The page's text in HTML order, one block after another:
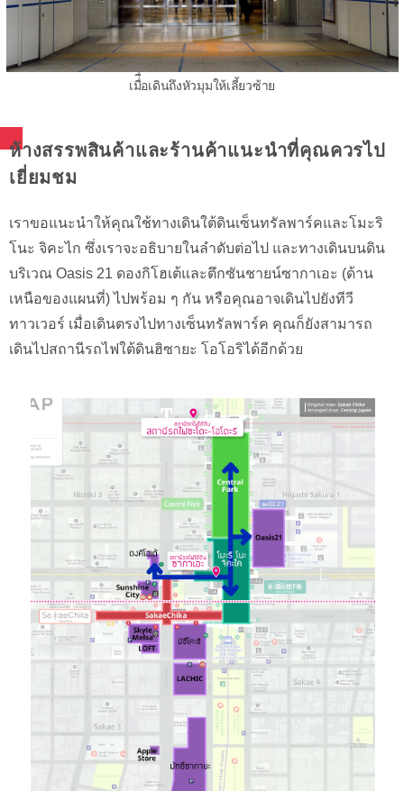
เมื่ื่อเดินถึงหัวมุมให้เลี้ยวซ้าย
ห้างสรรพสินค้าและร้านค้าแนะนำที่คุณควรไป
เยี่ยมชม
เราขอแนะนำให้คุณใช้ทางเดินใต้ดินเซ็นทรัลพาร์คและโมะริ
โนะ จิคะไก ซึ่งเราจะอธิบายในลำดับต่อไป และทางเดินบนดิน
บริเวณ Oasis 21 ดองกิโฮเต้และตึกซันชายน์ซากาเอะ (ด้าน
เหนือของแผนที่) ไปพร้อม ๆ กัน หรือคุณอาจเดินไปยังทีวี
ทาวเวอร์ เมื่อเดินตรงไปทางเซ็นทรัลพาร์ค คุณก็ยังสามารถ
เดินไปสถานีรถไฟใต้ดินฮิซายะ โอโอริได้อีกด้วย